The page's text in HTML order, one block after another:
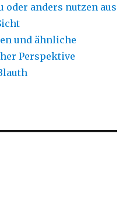
oder anders nutzen aus
und ähnliche
Perspektive